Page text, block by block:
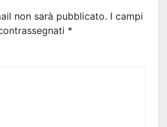
non sarà pubblicato. I campi
*